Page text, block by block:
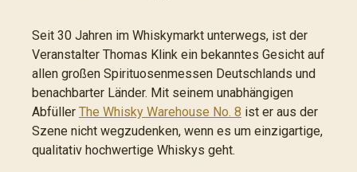
Seit 30 Jahren im Whiskymarkt unterwegs, ist der
Veranstalter Thomas Klink ein bekanntes Gesicht auf
allen großen Spirituosenmessen Deutschlands und
benachbarter Länder. Mit seinem unabhängigen
Abfüller The Whisky Warehouse No. 8 ist er aus der
Szene nicht wegzudenken, wenn es um einzigartige,
qualitativ hochwertige Whiskys geht.